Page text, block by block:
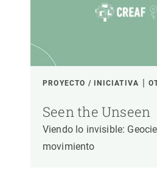
PROYECTO / INICIATIVA
Seen the Unseen
Viendo lo invisible:
movimiento